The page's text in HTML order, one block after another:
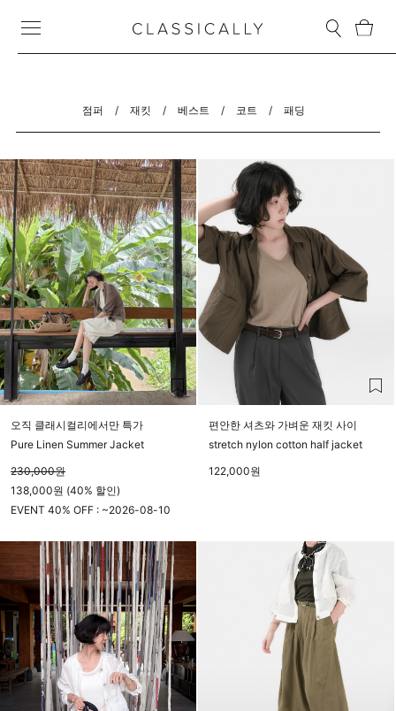
점퍼 / 재킷 / 베스트 / 코트 / 패딩
오직 클래시컬리에서만 특가
Pure Linen Summer Jacket
230,000원
138,000원 (40% 할인)
EVENT 40% OFF : ~2026-08-10
편안한 셔츠와 가벼운 재킷 사이
stretch nylon cotton half jacket
122,000원